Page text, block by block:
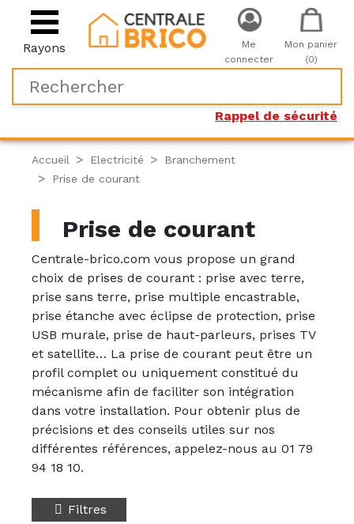
Rayons
Rappel de sécurité
Me
connecter
Mon panier
(0)
Accueil Electricité
Branchement
Prise de courant
Prise de courant
Centrale-brico.com vous propose un grand
choix de prises de courant : prise avec terre,
prise sans terre, prise multiple encastrable,
prise étanche avec éclipse de protection, prise
USB murale, prise de haut-parleurs, prises TV
et satellite… La prise de courant peut être un
profil complet ou uniquement constitué du
mécanisme afin de faciliter son intégration
dans votre installation. Pour obtenir plus de
précisions et des conseils utiles sur nos
différentes références, appelez-nous au 01 79
94 18 10.
Filtres